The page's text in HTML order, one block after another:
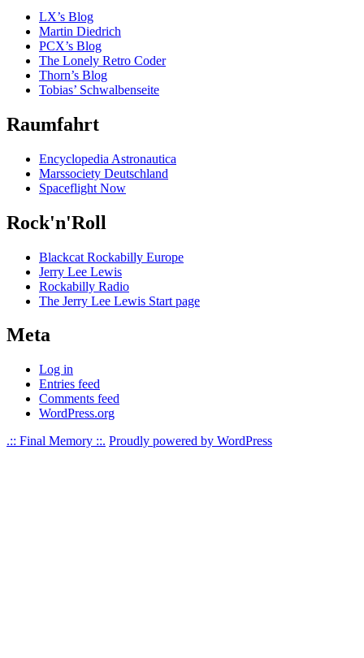
LX’s Blog
Martin Diedrich
PCX’s Blog
The Lonely Retro Coder
Thorn’s Blog
Tobias’ Schwalbenseite
Raumfahrt
Encyclopedia Astronautica
Marssociety Deutschland
Spaceflight Now
Rock'n'Roll
Blackcat Rockabilly Europe
Jerry Lee Lewis
Rockabilly Radio
The Jerry Lee Lewis Start page
Meta
Log in
Entries feed
Comments feed
WordPress.org
.:: Final Memory ::. Proudly powered by WordPress